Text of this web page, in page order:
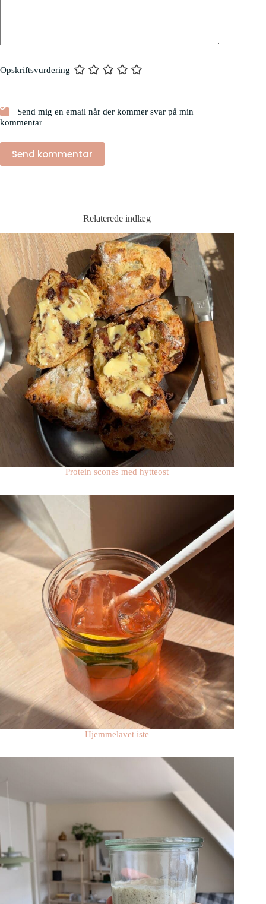
Opskriftsvurdering
Send mig en email når der kommer svar på min
kommentar
Send kommentar
Relaterede indlæg
Protein scones med hytteost
Hjemmelavet iste